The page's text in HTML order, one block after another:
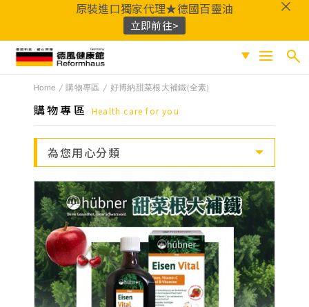
原裝進口獨家代理★德國百靈油
立即前往>
百靈油 黑種草油 鎂 Q10 酸櫻桃
魚
油
益生菌 穀胱甘肽
維他命C
鐵
B群 鋅 蜂膠
Home 購物專區 好博納甜菜根大補鐵(全素)
購物專區 Health care for you
為您用心分類
促銷專區
人氣商品
保健系列
成份分類
適用族群
嚴選好物
優質品牌